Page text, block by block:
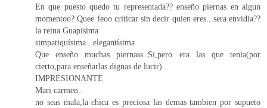
En que puesto quedo tu representada?? enseño piernas en algun
momentoo? Quee feoo criticar sin decir quien eres...sera envidia??
la reina Guapisima
simpatiquísima...elegantísima
Que enseño muchas piernass..Si,pero era las que tenia(por
cierto,para enseñarlas dignas de lucir)
IMPRESIONANTE
Mari carmen..
no seas mala,la chica es preciosa las demas tambien por supueto